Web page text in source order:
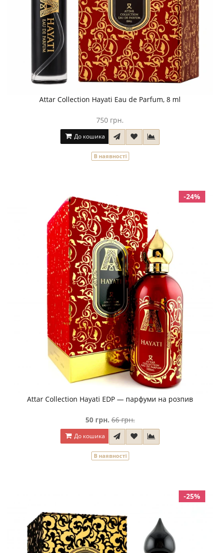
Attar Collection Hayati Eau de Parfum, 8 ml
750 грн.
До кошика
В наявності
-24%
Attar Collection Hayati EDP — парфуми на розпив
50 грн. 66 грн.
До кошика
В наявності
-25%